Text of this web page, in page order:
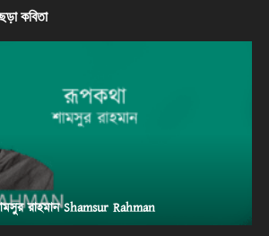
কবিতা
রাহমান Shamsur Rahman